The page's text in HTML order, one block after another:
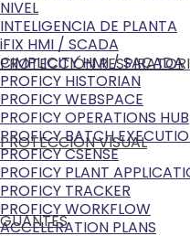
PROTECCIÓN
PROTECCIÓN VISUAL
GUANTES
NIVEL
INTELIGENCIA DE PLANTA
iFIX HMI / SCADA
CIMPLICITY HMI / SACADA
PROFICY HISTORIAN
PROFICY WEBSPACE
PROFICY OPERATIONS HUB
PROFICY BATCH
PROFICY CSENSE
PROFICY PLANT
PROFICY TRACKER
PROFICY WORKFLOW
ACCELERATION PLANS